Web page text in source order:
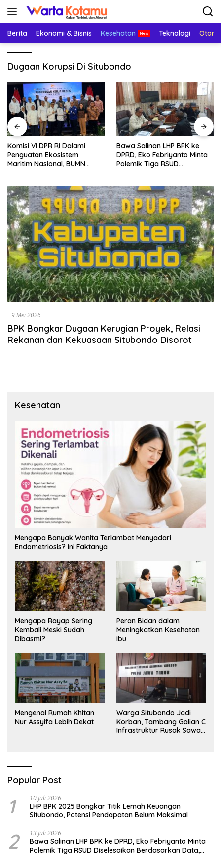
Langsung
Berita Ekonomi & Bisnis Kesehatan Teknologi
Dugaan Korupsi Di Situbondo
Komisi VI DPR RI Dalami
Penguatan Ekosistem
Maritim Nasional, BUMN
Bawa Salinan LHP BPK ke
DPRD, Eko Febriyanto Minta
Polemik Tiga RSUD
9 Mei 2026
BPK Bongkar Dugaan Kerugian Proyek, Relasi
Rekanan dan Kekuasaan Situbondo Disorot
Kesehatan
Mengapa Banyak Wanita Terlambat Menyadari
Endometriosis? Ini Faktanya
Mengapa Rayap Sering
Kembali Meski Sudah
Dibasmi?
Peran Bidan dalam
Meningkatkan Kesehatan
Ibu
Mengenal Rumah Khitan
Nur Assyifa Lebih Dekat
Warga Situbondo Jadi
Korban, Tambang Galian C
Infrastruktur Rusak Sawah
Popular Post
1 10 Juli 2026
LHP BPK 2025 Bongkar Titik Lemah Keuangan
Situbondo, Potensi Pendapatan Belum Maksimal
2 13 Juli 2026
Bawa Salinan LHP BPK ke DPRD, Eko Febriyanto Minta
Polemik Tiga RSUD Diselesaikan Berdasarkan Data,